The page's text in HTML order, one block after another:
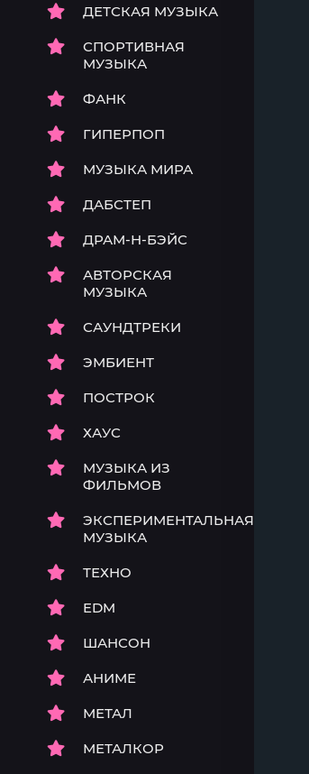
ДЕТСКАЯ МУЗЫКА
СПОРТИВНАЯ
МУЗЫКА
ФАНК
ГИПЕРПОП
МУЗЫКА МИРА
ДАБСТЕП
ДРАМ-Н-БЭЙС
АВТОРСКАЯ
МУЗЫКА
САУНДТРЕКИ
ЭМБИЕНТ
ПОСТРОК
ХАУС
МУЗЫКА ИЗ
ФИЛЬМОВ
ЭКСПЕРИМЕНТАЛЬНАЯ
МУЗЫКА
ТЕХНО
EDM
ШАНСОН
АНИМЕ
МЕТАЛ
МЕТАЛКОР